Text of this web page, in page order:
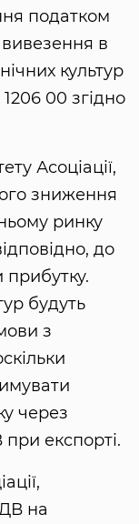
податком
вивезення в
культур
00 згідно
Асоціації,
зниження
ринку
до
будуть
з
через
експорті.
на